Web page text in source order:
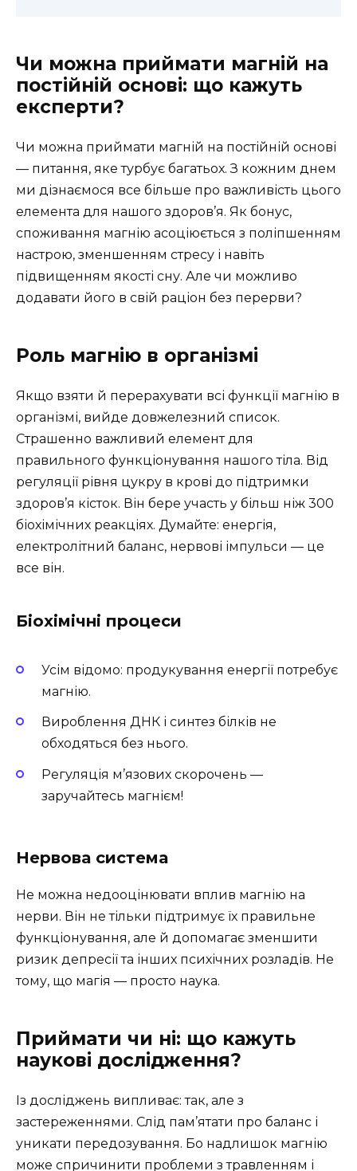
Чи можна приймати магній на
постійній основі: що кажуть
експерти?
Чи можна приймати магній на постійній основі
— питання, яке турбує багатьох. З кожним днем
ми дізнаємося все більше про важливість цього
елемента для нашого здоров’я. Як бонус,
споживання магнію асоціюється з поліпшенням
настрою, зменшенням стресу і навіть
підвищенням якості сну. Але чи можливо
додавати його в свій раціон без перерви?
Роль магнію в організмі
Якщо взяти й перерахувати всі функції магнію в
організмі, вийде довжелезний список.
Страшенно важливий елемент для
правильного функціонування нашого тіла. Від
регуляції рівня цукру в крові до підтримки
здоров’я кісток. Він бере участь у більш ніж 300
біохімічних реакціях. Думайте: енергія,
електролітний баланс, нервові імпульси — це
все він.
Біохімічні процеси
Усім відомо: продукування енергії потребує
магнію.
Вироблення ДНК і синтез білків не
обходяться без нього.
Регуляція м’язових скорочень —
заручайтесь магнієм!
Нервова система
Не можна недооцінювати вплив магнію на
нерви. Він не тільки підтримує їх правильне
функціонування, але й допомагає зменшити
ризик депресії та інших психічних розладів. Не
тому, що магія — просто наука.
Приймати чи ні: що кажуть
наукові дослідження?
Із досліджень випливає: так, але з
застереженнями. Слід пам’ятати про баланс і
уникати передозування. Бо надлишок магнію
може спричинити проблеми з травленням і